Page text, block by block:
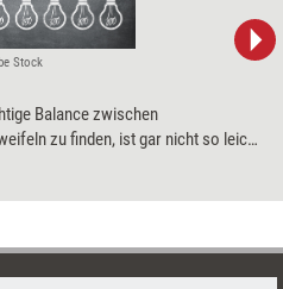
Stock
Balance zwischen
zu finden, ist gar nicht so leicht